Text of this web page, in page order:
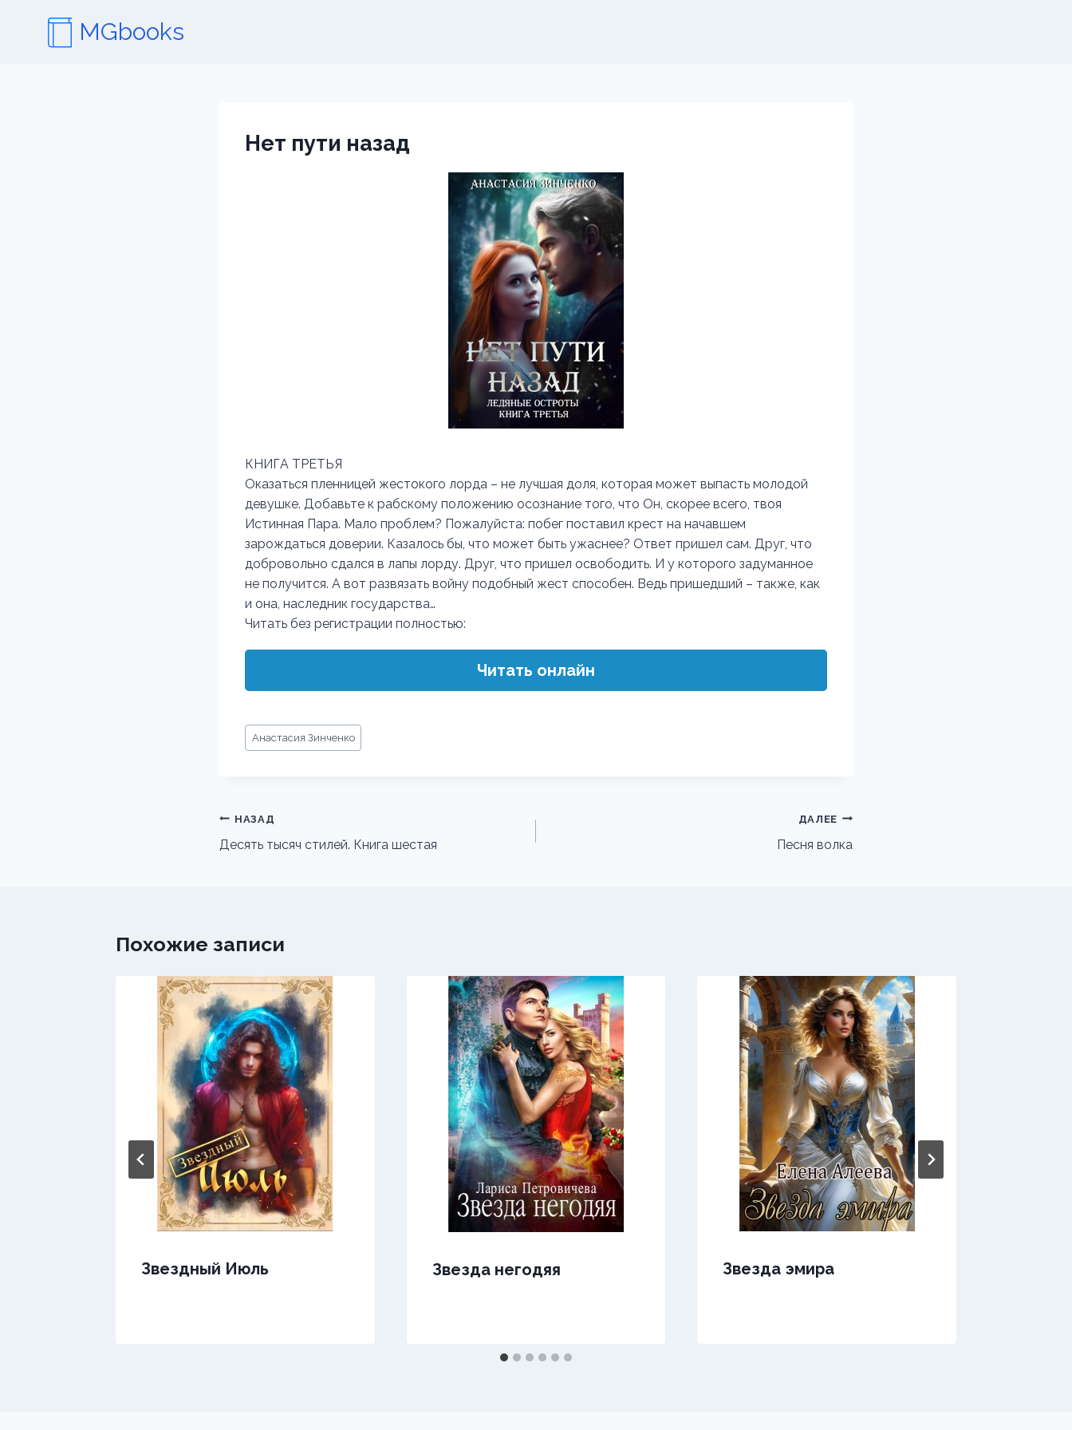
содержимому
MGbooks
Нет пути назад
КНИГА ТРЕТЬЯ
Оказаться пленницей жестокого лорда – не лучшая доля, которая может выпасть молодой
девушке. Добавьте к рабскому положению осознание того, что Он, скорее всего, твоя
Истинная Пара. Мало проблем? Пожалуйста: побег поставил крест на начавшем
зарождаться доверии. Казалось бы, что может быть ужаснее? Ответ пришел сам. Друг, что
добровольно сдался в лапы лорду. Друг, что пришел освободить. И у которого задуманное
не получится. А вот развязать войну подобный жест способен. Ведь пришедший – также, как
и она, наследник государства…
Читать без регистрации полностью:
Читать онлайн
Метки
записи:
Анастасия Зинченко
Навигация
по
НАЗАД
Десять тысяч стилей. Книга шестая
ДАЛЕЕ
Песня волка
Похожие записи
Звездный Июль Звезда негодяя Звезда эмира